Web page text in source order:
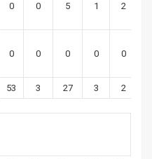
0 0 5 1 2
0 0 0 0 0
53 3 27 3 2